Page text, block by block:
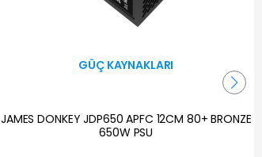
GÜÇ KAYNAKLARI
JAMES DONKEY JDP650 APFC 12CM 80+ BRONZE
650W PSU